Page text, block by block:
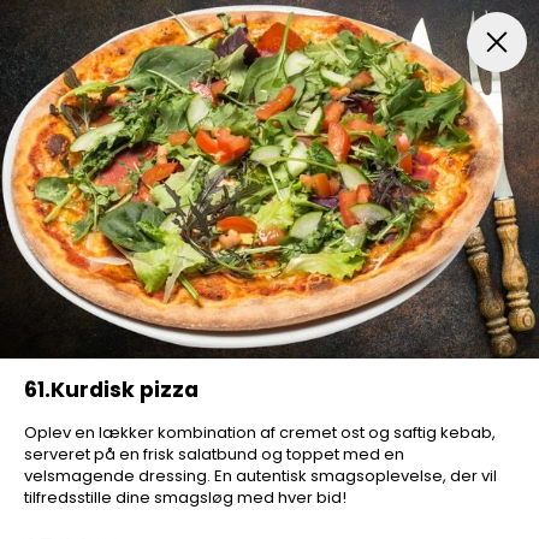
FROKOSTTILBUD Pizza Aften Indbagt Pizza
61.Kurdisk pizza
Oplev en lækker kombination af cremet ost og saftig kebab,
serveret på en frisk salatbund og toppet med en
velsmagende dressing. En autentisk smagsoplevelse, der vil
tilfredsstille dine smagsløg med hver bid!